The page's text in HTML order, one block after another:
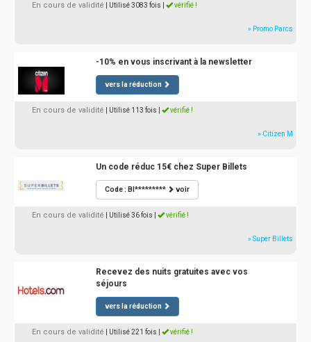
En cours de validité | Utilisé 3083 fois vérifié !
» Promo Parcs
-10% en vous inscrivant à la newsletter
vers la réduction
En cours de validité | Utilisé 113 fois vérifié !
» Citizen M
Un code réduc 15€ chez Super Billets
Code : BI********* voir
En cours de validité | Utilisé 36 fois vérifié !
» Super Billets
Recevez des nuits gratuites avec vos
séjours
vers la réduction
En cours de validité | Utilisé 221 fois vérifié !